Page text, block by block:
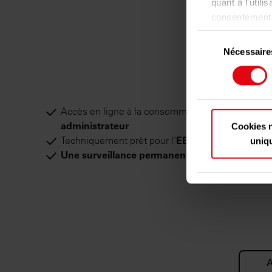
quant à
sur l'icône de
Pour en
également
que vous
consentement
Cookies
Accès en ligne à la consommation au cours de
administrateur
Techniquement prêt pour l’EED2
Une surveillance permanente
des compteurs